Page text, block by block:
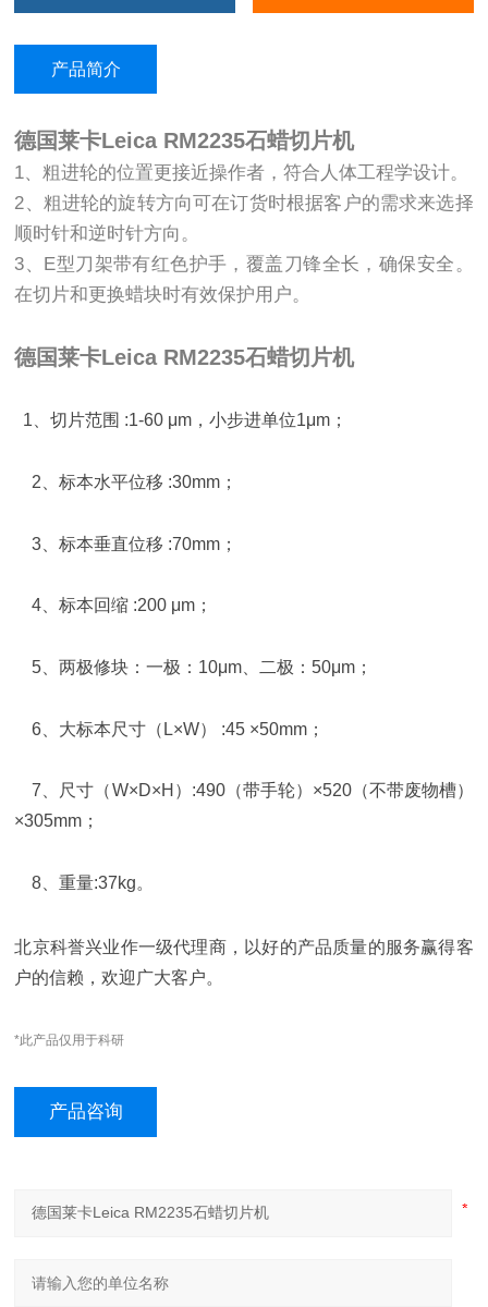
产品简介
德国莱卡Leica RM2235石蜡切片机
1、粗进轮的位置更接近操作者，符合人体工程学设计。
2、粗进轮的旋转方向可在订货时根据客户的需求来选择
顺时针和逆时针方向。
3、E型刀架带有红色护手，覆盖刀锋全长，确保安全。
在切片和更换蜡块时有效保护用户。
德国莱卡Leica RM2235石蜡切片机
1、切片范围 :1-60 μm ，小步进单位1μm ；
2 、标本水平位移 :30mm ；
3 、标本垂直位移 :70mm ；
4、标本回缩 :200 μm ；
5 、两极修块：一极： 10μm 、二极： 50μm ；
6 、大标本尺寸（ L×W） :45 ×50mm ；
7、尺寸（W×D×H ） :490（带手轮） ×520（不带废物槽）
×305mm ；
8 、重量:37kg。
北京科誉兴业作一级代理商，以好的产品质量的服务赢得客
户的信赖，欢迎广大客户。
*此产品仅用于科研
产品咨询